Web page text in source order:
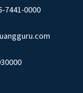
7441-0000